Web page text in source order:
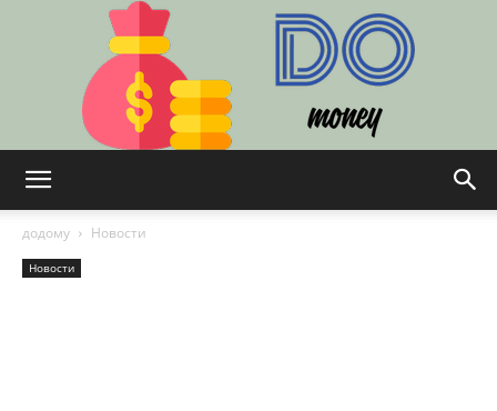
додому
Новости
Новости